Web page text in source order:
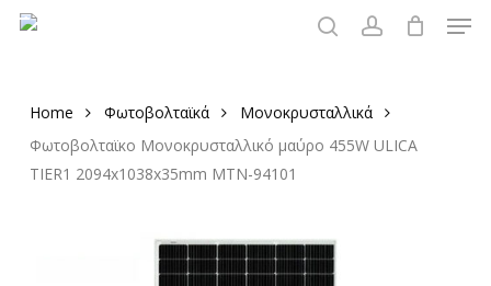
Skip
Home Φωτοβολταϊκά
Μονοκρυσταλλικά
Φωτοβολταϊκο Μονοκρυσταλλικό μαύρο 455W ULICA
TIER1 2094x1038x35mm MTN-94101